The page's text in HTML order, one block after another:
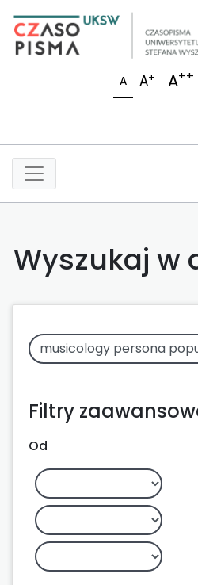
A A+ A++
Wyszukaj w
Filtry
Od